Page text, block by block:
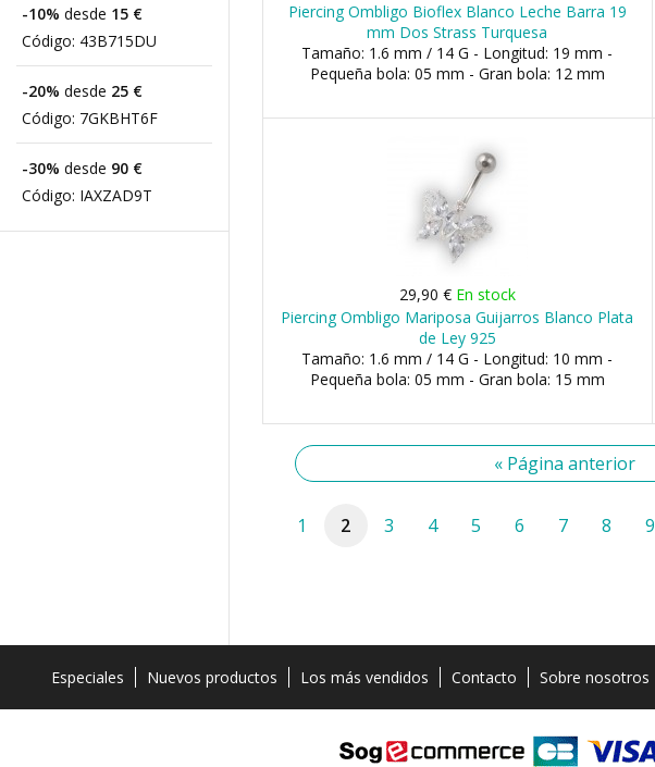
-10% desde 15 €
Código: 43B715DU
-20% desde 25 €
Código: 7GKBHT6F
-30% desde 90 €
Código: IAXZAD9T
Piercing Ombligo Bioflex Blanco Leche Barra 19
mm Dos Strass Turquesa
Tamaño: 1.6 mm / 14 G - Longitud: 19 mm -
Pequeña bola: 05 mm - Gran bola: 12 mm
29,90 € En stock
Piercing Ombligo Mariposa Guijarros Blanco Plata
de Ley 925
Tamaño: 1.6 mm / 14 G - Longitud: 10 mm -
Pequeña bola: 05 mm - Gran bola: 15 mm
« Página anterior
1 2 3 4 5 6 7 8 9
Especiales Nuevos productos Los más vendidos Contacto Sobre nosotros